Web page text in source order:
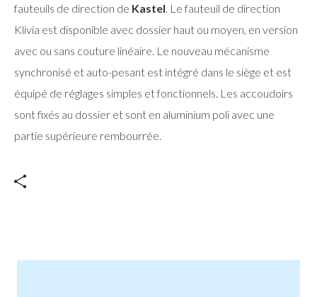
fauteuils de direction de Kastel . Le fauteuil de direction
Klivia est disponible avec dossier haut ou moyen, en version
avec ou sans couture linéaire. Le nouveau mécanisme
synchronisé et auto-pesant est intégré dans le siège et est
équipé de réglages simples et fonctionnels. Les accoudoirs
sont fixés au dossier et sont en aluminium poli avec une
partie supérieure rembourrée.